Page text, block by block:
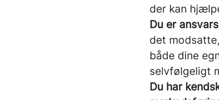
der kan
Du er
det
både dine
selvfølgeligt
Du har